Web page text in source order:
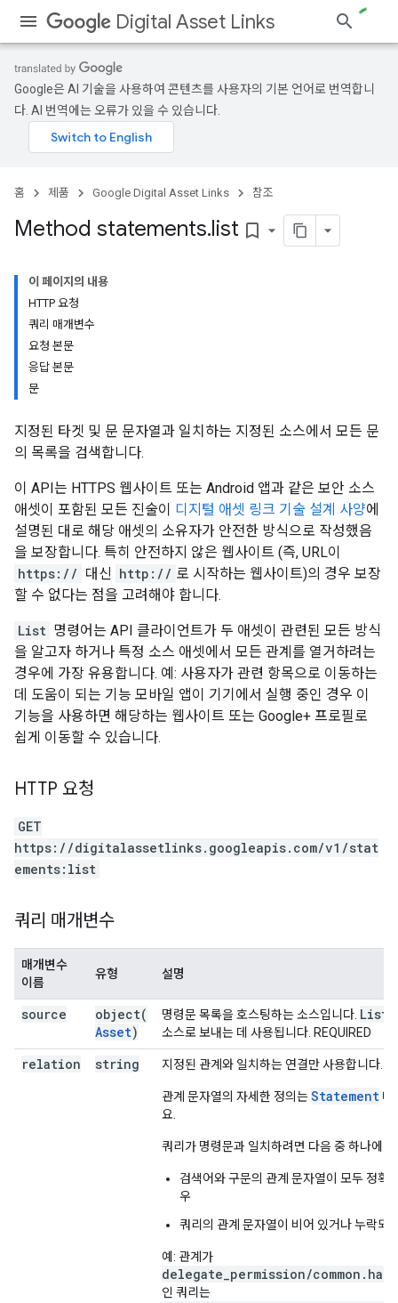
Digital Asset Links
Google은 AI 기술을 사용하여 콘텐츠를 사용자의 기본 언어로 번역합니
다. AI 번역에는 오류가 있을 수 있습니다.
홈 제품 Google Digital Asset Links 참조
Method statements.list bookmark_border
이 페이지의 내용
HTTP 요청
쿼리 매개변수
요청 본문
응답 본문
문
지정된 타겟 및 문 문자열과 일치하는 지정된 소스에서 모든 문
의 목록을 검색합니다.
이 API는 HTTPS 웹사이트 또는 Android 앱과 같은 보안 소스
애셋이 포함된 모든 진술이 디지털 애셋 링크 기술 설계 사양에
설명된 대로 해당 애셋의 소유자가 안전한 방식으로 작성했음
을 보장합니다. 특히 안전하지 않은 웹사이트 (즉, URL이
https:// 대신 http:// 로 시작하는 웹사이트)의 경우 보장
할 수 없다는 점을 고려해야 합니다.
List 명령어는 API 클라이언트가 두 애셋이 관련된 모든 방식
을 알고자 하거나 특정 소스 애셋에서 모든 관계를 열거하려는
경우에 가장 유용합니다. 예: 사용자가 관련 항목으로 이동하는
데 도움이 되는 기능 모바일 앱이 기기에서 실행 중인 경우 이
기능을 사용하면 해당하는 웹사이트 또는 Google+ 프로필로
쉽게 이동할 수 있습니다.
HTTP 요청
GET
https://digitalassetlinks.googleapis.com/v1/stat
ements:list
쿼리 매개변수
매개변수
이름
유형 설명
source
object(
Asset)
명령문 목록을 호스팅하는 소스입니다. List(
소스로 보내는 데 사용됩니다. REQUIRED
relation string 지정된 관계와 일치하는 연결만 사용합니다.
관계 문자열의 자세한 정의는Statement 메
요.
쿼리가 명령문과 일치하려면 다음 중 하나에
검색어와 구문의 관계 문자열이 모두 정확
우
쿼리의 관계 문자열이 비어 있거나 누락되
예: 관계가
delegate_permission/
인 쿼리는